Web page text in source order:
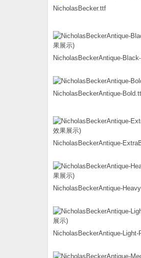
NicholasBecker.ttf
NicholasBeckerAntique-
NicholasBeckerAntique-
NicholasBeckerAntique-
NicholasBeckerAntique-
NicholasBeckerAntique-Light-